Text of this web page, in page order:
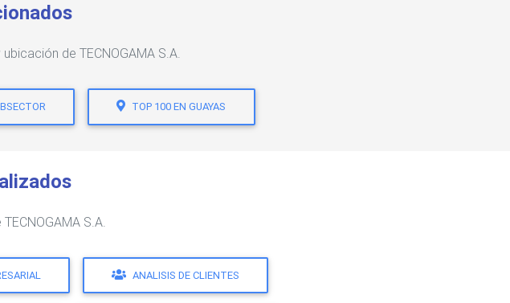
de TECNOGAMA S.A.
TOP 100 EN GUAYAS
S.A.
ANALISIS DE CLIENTES